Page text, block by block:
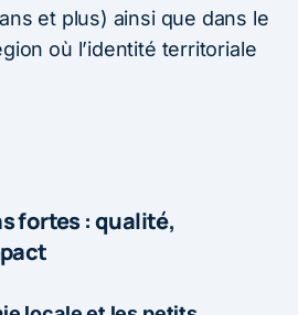
et plus) ainsi que dans le
où l’identité territoriale
fortes : qualité,